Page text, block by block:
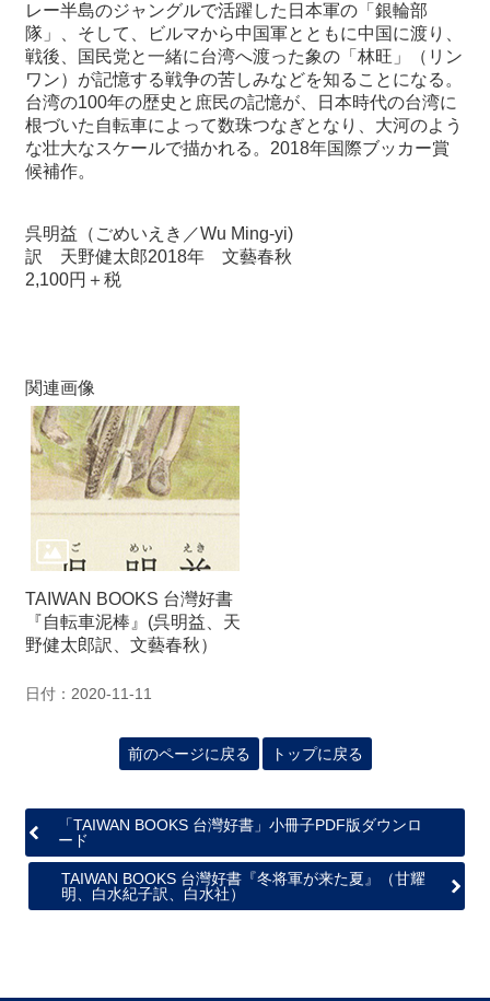
関
連
リ
ン
ク
ム
サ
プ
レー半島のジャングルで活躍した日本軍の「銀輪部
隊」、そして、ビルマから中国軍とともに中国に渡り、
戦後、国民党と一緒に台湾へ渡った象の「林旺」（リン
ワン）が記憶する戦争の苦しみなどを知ることになる。
台湾の100年の歴史と庶民の記憶が、日本時代の台湾に
根づいた自転車によって数珠つなぎとなり、大河のよう
な壮大なスケールで描かれる。2018年国際ブッカー賞
候補作。
呉明益（ごめいえき／Wu Ming-yi)
訳 天野健太郎2018年 文藝春秋
2,100円＋税
関連画像
TAIWAN BOOKS 台灣好書
『自転車泥棒』(呉明益、天
野健太郎訳、文藝春秋）
日付：2020-11-11
前のページに戻る トップに戻る
「TAIWAN BOOKS 台灣好書」小冊子PDF版ダウンロ
ード
TAIWAN BOOKS 台灣好書『冬将軍が来た夏』（甘耀
明、白水紀子訳、白水社）